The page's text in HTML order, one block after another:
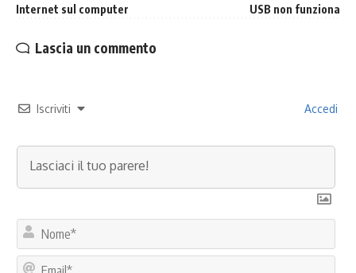
Internet sul computer
USB non funziona
Lascia un commento
Iscriviti Accedi